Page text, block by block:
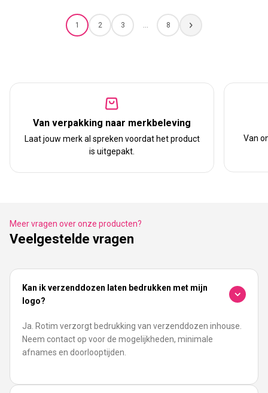
1 2 3 … 8
Van verpakking naar merkbeleving
Laat jouw merk al spreken voordat het product
is uitgepakt.
Van
Meer vragen over onze producten?
Veelgestelde vragen
Kan ik verzenddozen laten bedrukken met mijn
logo?
Ja. Rotim verzorgt bedrukking van verzenddozen inhouse.
Neem contact op voor de mogelijkheden, minimale
afnames en doorlooptijden.